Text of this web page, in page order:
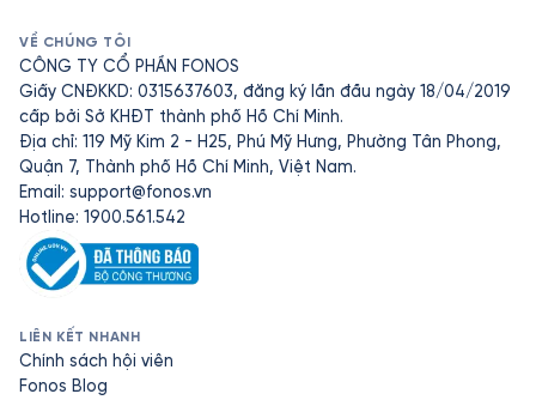
VỀ CHÚNG TÔI
CÔNG TY CỔ PHẦN FONOS
Giấy CNĐKKD: 0315637603, đăng ký lần đầu ngày 18/04/2019
cấp bởi Sở KHĐT thành phố Hồ Chí Minh.
Địa chỉ: 119 Mỹ Kim 2 - H25, Phú Mỹ Hưng, Phường Tân Phong,
Quận 7, Thành phố Hồ Chí Minh, Việt Nam.
Email: support@fonos.vn
Hotline: 1900.561.542
LIÊN KẾT NHANH
Chính sách hội viên
Fonos Blog